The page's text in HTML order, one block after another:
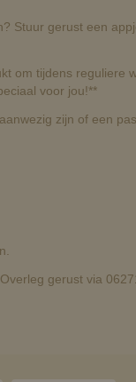
Stuur gerust een
om tijdens reguliere
voor jou!**
zijn of een
gerust via